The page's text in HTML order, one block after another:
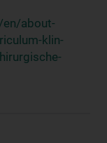
about-
klin-